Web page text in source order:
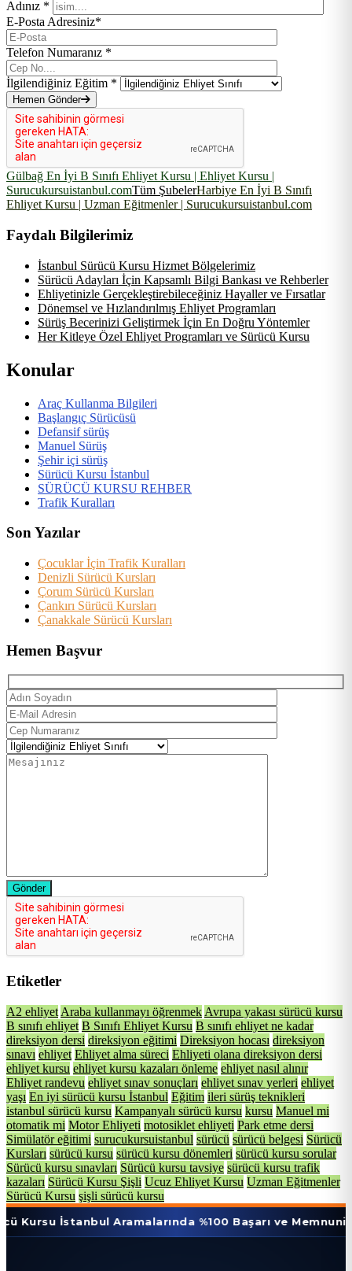
Adınız *
E-Posta Adresiniz*
Telefon Numaranız *
İlgilendiğiniz Eğitim *
Hemen Gönder
Gülbağ En İyi B Sınıfı Ehliyet Kursu | Ehliyet Kursu |
Surucukursuistanbul.comTüm ŞubelerHarbiye En İyi B Sınıfı
Ehliyet Kursu | Uzman Eğitmenler | Surucukursuistanbul.com
Faydalı Bilgilerimiz
İstanbul Sürücü Kursu Hizmet Bölgelerimiz
Sürücü Adayları İçin Kapsamlı Bilgi Bankası ve Rehberler
Ehliyetinizle Gerçekleştirebileceğiniz Hayaller ve Fırsatlar
Dönemsel ve Hızlandırılmış Ehliyet Programları
Sürüş Becerinizi Geliştirmek İçin En Doğru Yöntemler
Her Kitleye Özel Ehliyet Programları ve Sürücü Kursu
Konular
Araç Kullanma Bilgileri
Başlangıç Sürücüsü
Defansif sürüş
Manuel Sürüş
Şehir içi sürüş
Sürücü Kursu İstanbul
SÜRÜCÜ KURSU REHBER
Trafik Kuralları
Son Yazılar
Çocuklar İçin Trafik Kuralları
Denizli Sürücü Kursları
Çorum Sürücü Kursları
Çankırı Sürücü Kursları
Çanakkale Sürücü Kursları
Hemen Başvur
Gönder
Etiketler
A2 ehliyet Araba kullanmayı öğrenmek Avrupa yakası sürücü kursu
B sınıfı ehliyet B Sınıfı Ehliyet Kursu B sınıfı ehliyet ne kadar
direksiyon dersi direksiyon eğitimi Direksiyon hocası direksiyon
sınavı ehliyet Ehliyet alma süreci Ehliyeti olana direksiyon dersi
ehliyet kursu ehliyet kursu kazaları önleme ehliyet nasıl alınır
Ehliyet randevu ehliyet sınav sonuçları ehliyet sınav yerleri ehliyet
yaşı En iyi sürücü kursu İstanbul Eğitim ileri sürüş teknikleri
istanbul sürücü kursu Kampanyalı sürücü kursu kursu Manuel mi
otomatik mi Motor Ehliyeti motosiklet ehliyeti Park etme dersi
Simülatör eğitimi surucukursuistanbul sürücü sürücü belgesi Sürücü
Kursları sürücü kursu sürücü kursu dönemleri sürücü kursu sorular
Sürücü kursu sınavları Sürücü kursu tavsiye sürücü kursu trafik
kazaları Sürücü Kursu Şişli Ucuz Ehliyet Kursu Uzman Eğitmenler
Sürücü Kursu şişli sürücü kursu
Aramalarında %100 Başarı ve Memnuniyet Oranı